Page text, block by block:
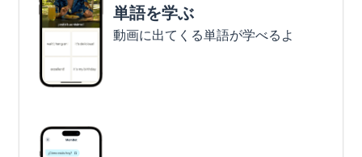
単語を学ぶ
動画に出てくる単語が学べるよ